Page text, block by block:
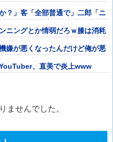
？」客「全部普通で」二郎「ニ
ニングとか情弱だろｗ膝は消耗
嫌が悪くなったんだけど俺が悪
、直美で炎上www
ませんでした。